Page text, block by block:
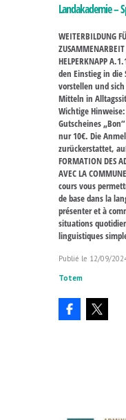
Landakademie –
WEITERBILDUNG
HELPERKNAPP
den Einstieg in die
vorstellen und
Mitteln in
Wichtige
Gutscheines
nur 10€. Die
zurückerstattet,
FORMATION DES
AVEC LA
cours vous
de base dans la
présenter et à
situations
linguistiques
12/09/
Totem